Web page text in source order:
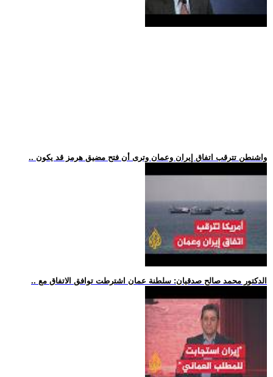
.. واشنطن تترقب اتفاق إيران وعمان وترى أن فتح مضيق هرمز قد يكون
.. الدكتور محمد صالح صدقيان: سلطنة عمان اشترطت توافق الاتفاق مع